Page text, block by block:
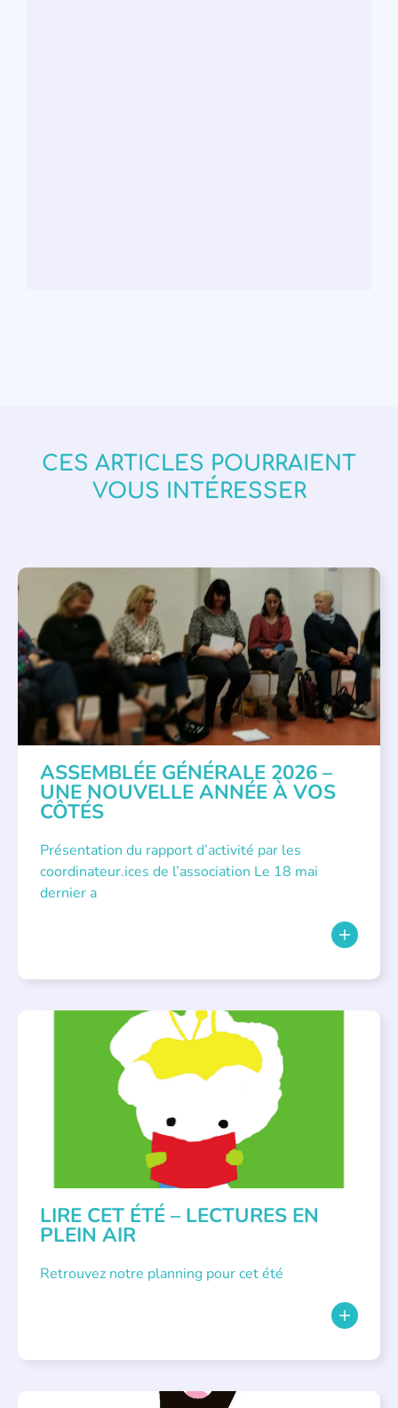
CES ARTICLES POURRAIENT
VOUS INTÉRESSER
APPEL À SOUTIEN , VIE DE L'ASSOCIATION
ASSEMBLÉE GÉNÉRALE 2026 –
UNE NOUVELLE ANNÉE À VOS
CÔTÉS
Présentation du rapport d’activité par les
coordinateur.ices de l’association Le 18 mai
dernier a
BIBLIOTHÈQUES ÉVÉNEMENTS , LECTURE INDIVIDUALISÉE
LITTÉRATURE JEUNESSE
LIRE CET ÉTÉ – LECTURES EN
PLEIN AIR
Retrouvez notre planning pour cet été